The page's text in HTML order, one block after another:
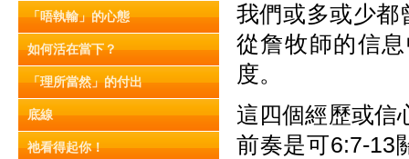
「唔執輸」的心態
如何活在當下？
「理所當然」的付出
底線
祂看得起你！
我們或多或少都
從詹牧師的信
度。
這四個經歷或信
前奏是可6:7-13